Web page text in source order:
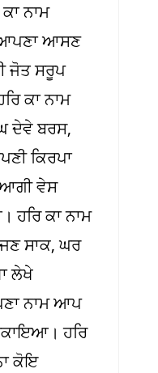
ਨਾਮ
ਆਪਣਾ ਆਸਣ
ਜੋਤ ਸਰੂਪ
ਕਾ ਨਾਮ
ਦੇਵੇ ਬਰਸ,
ਕਿਰਪਾ
ਵੇਸ
ਹਰਿ ਕਾ ਨਾਮ
ਸਾਕ, ਘਰ
ਲੇਖੇ
ਨਾਮ ਆਪ
ਹਰਿ
ਕੋਇ